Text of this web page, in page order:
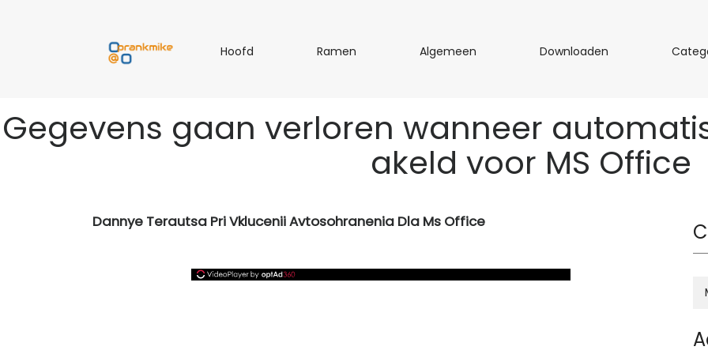
Hoofd Ramen Algemeen
e
n
Downloaden
o
a
d
Gegevens gaan verloren wanneer
akeld voor MS Office
Dannye Terautsa Pri Vklucenii Avtosohranenia Dla Ms Office